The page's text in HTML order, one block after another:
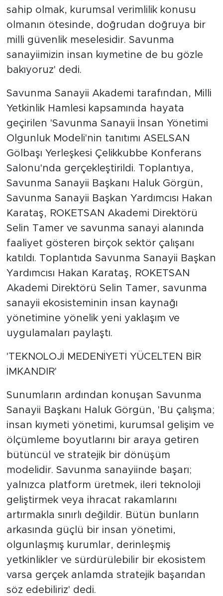
sahip olmak, kurumsal verimlilik konusu
olmanın ötesinde, doğrudan doğruya bir
milli güvenlik meselesidir. Savunma
sanayiimizin insan kıymetine de bu gözle
bakıyoruz' dedi.
Savunma Sanayii Akademi tarafından, Milli
Yetkinlik Hamlesi kapsamında hayata
geçirilen 'Savunma Sanayii İnsan Yönetimi
Olgunluk Modeli'nin tanıtımı ASELSAN
Gölbaşı Yerleşkesi Çelikkubbe Konferans
Salonu'nda gerçekleştirildi. Toplantıya,
Savunma Sanayii Başkanı Haluk Görgün,
Savunma Sanayii Başkan Yardımcısı Hakan
Karataş, ROKETSAN Akademi Direktörü
Selin Tamer ve savunma sanayi alanında
faaliyet gösteren birçok sektör çalışanı
katıldı. Toplantıda Savunma Sanayii Başkan
Yardımcısı Hakan Karataş, ROKETSAN
Akademi Direktörü Selin Tamer, savunma
sanayii ekosisteminin insan kaynağı
yönetimine yönelik yeni yaklaşım ve
uygulamaları paylaştı.
'TEKNOLOJİ MEDENİYETİ YÜCELTEN BİR
İMKANDIR'
Sunumların ardından konuşan Savunma
Sanayii Başkanı Haluk Görgün, 'Bu çalışma;
insan kıymeti yönetimi, kurumsal gelişim ve
ölçümleme boyutlarını bir araya getiren
bütüncül ve stratejik bir dönüşüm
modelidir. Savunma sanayiinde başarı;
yalnızca platform üretmek, ileri teknoloji
geliştirmek veya ihracat rakamlarını
artırmakla sınırlı değildir. Bütün bunların
arkasında güçlü bir insan yönetimi,
olgunlaşmış kurumlar, derinleşmiş
yetkinlikler ve sürdürülebilir bir ekosistem
varsa gerçek anlamda stratejik başarıdan
söz edebiliriz' dedi.